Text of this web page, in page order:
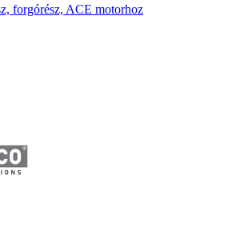
forgórész, ACE motorhoz